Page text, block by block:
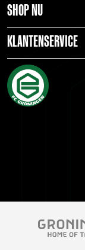
SHOP NU
KLANTENSERVICE